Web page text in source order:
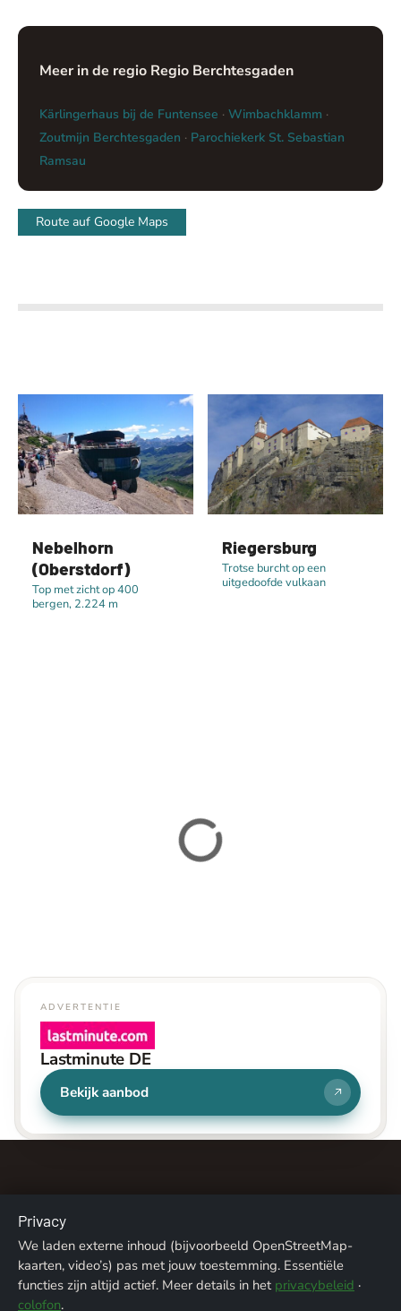
Meer in de regio Regio Berchtesgaden
Kärlingerhaus bij de Funtensee · Wimbachklamm ·
Zoutmijn Berchtesgaden · Parochiekerk St. Sebastian
Ramsau
Route auf Google Maps
Nebelhorn
(Oberstdorf)
Top met zicht op 400
bergen, 2.224 m
Riegersburg
Trotse burcht op een
uitgedoofde vulkaan
ADVERTENTIE
Lastminute DE
Bekijk aanbod
Over ons Contact Colofon
Privacy
Fotoverantwoording
Privacy
We laden externe inhoud (bijvoorbeeld OpenStreetMap-
kaarten, video’s) pas met jouw toestemming. Essentiële
functies zijn altijd actief. Meer details in het privacybeleid ·
colofon.